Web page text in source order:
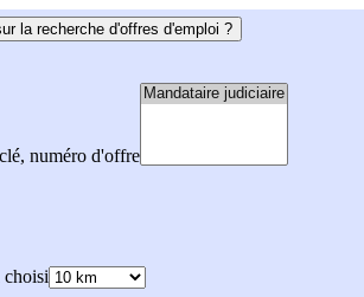
la recherche d'offres d'emploi ?
numéro d'offre
choisi